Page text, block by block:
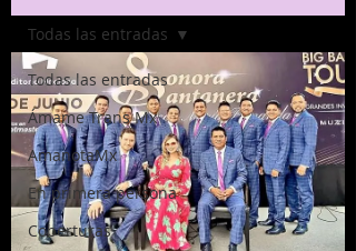
Todas las entradas
Ámame Trans Mx
AmanotaMx
En primera persona
Coberturas
Todas las entradas